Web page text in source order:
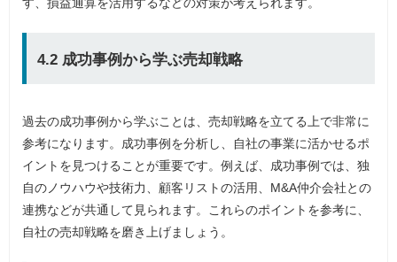
す、損益通算を活用するなどの対策が考えられます。
4.2 成功事例から学ぶ売却戦略
過去の成功事例から学ぶことは、売却戦略を立てる上で非常に
参考になります。成功事例を分析し、自社の事業に活かせるポ
イントを見つけることが重要です。例えば、成功事例では、独
自のノウハウや技術力、顧客リストの活用、M&A仲介会社との
連携などが共通して見られます。これらのポイントを参考に、
自社の売却戦略を磨き上げましょう。